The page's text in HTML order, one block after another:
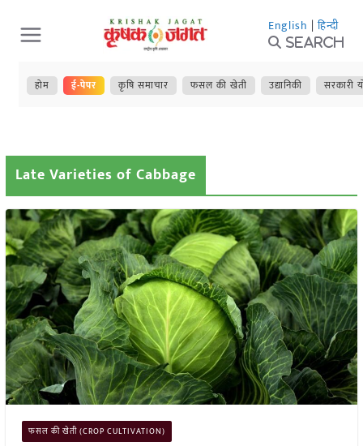
Skip
to
content
English | हिन्दी
Search
होम ई-पेपर कृषि समाचार फसल की खेती उद्यानिकी सरकारी
Late Varieties of Cabbage
फसल की खेती (CROP CULTIVATION)